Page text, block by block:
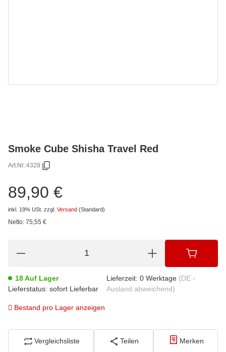
Smoke Cube Shisha Travel Red
Art.Nr.:4328
89,90 €
inkl. 19% USt. zzgl. Versand (Standard)
Netto: 75,55 €
18 Auf Lager
Lieferstatus: sofort Lieferbar
Lieferzeit: 0 Werktage (DE -
Ausland abweichend)
Bestand pro Lager anzeigen
Vergleichsliste Teilen Merken